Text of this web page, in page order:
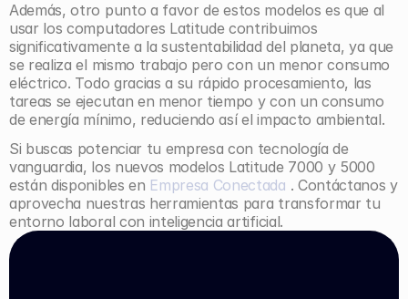
Además, otro punto a favor de estos modelos es que al
usar los computadores Latitude contribuimos
significativamente a la sustentabilidad del planeta, ya que
se realiza el mismo trabajo pero con un menor consumo
eléctrico. Todo gracias a su rápido procesamiento, las
tareas se ejecutan en menor tiempo y con un consumo
de energía mínimo, reduciendo así el impacto ambiental.
Si buscas potenciar tu empresa con tecnología de
vanguardia, los nuevos modelos Latitude 7000 y 5000
están disponibles en Empresa Conectada . Contáctanos y
aprovecha nuestras herramientas para transformar tu
entorno laboral con inteligencia artificial.